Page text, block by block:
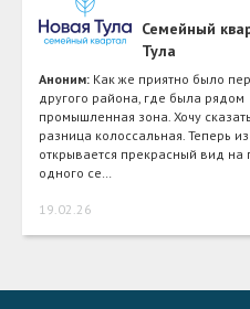
Семейный
Тула
Аноним: Как же приятно было
другого района, где была рядом
промышленная зона. Хочу
разница колоссальная. Теперь
открывается прекрасный вид на
одного се…
19.02.26